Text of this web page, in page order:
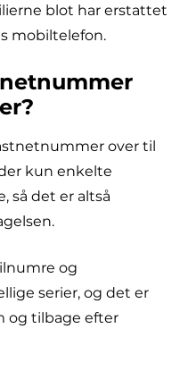
blot har erstattet
mobiltelefon.
over til
kun enkelte
så det er altså
og
serier, og det er
og tilbage efter